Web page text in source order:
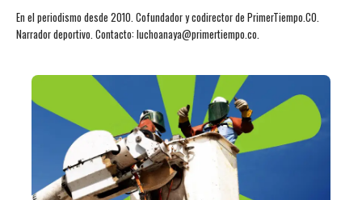
En el periodismo desde 2010. Cofundador y codirector de PrimerTiempo.CO.
Narrador deportivo. Contacto: luchoanaya@primertiempo.co.